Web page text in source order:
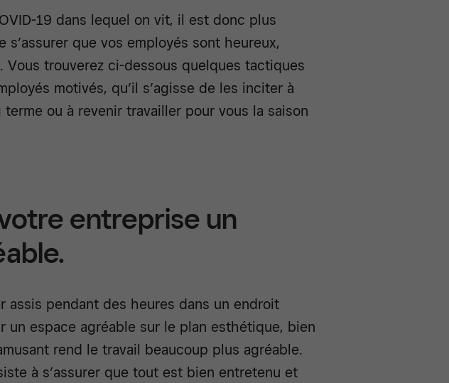
19 dans lequel on vit, il est donc plus
s’assurer que vos employés sont heureux,
Vous trouverez ci-dessous quelques tactiques
motivés, qu’il s’agisse de les inciter à
ou à revenir travailler pour vous la saison
entreprise un
assis pendant des heures dans un endroit
un espace agréable sur le plan esthétique, bien
rend le travail beaucoup plus agréable.
à s’assurer que tout est bien entretenu et